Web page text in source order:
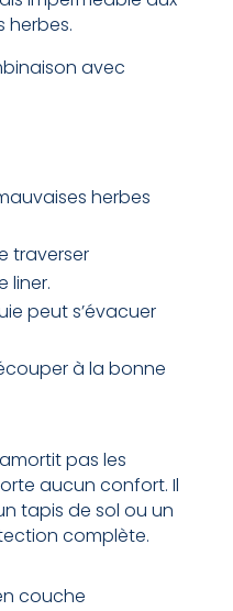
herbes.
avec
herbes
traverser
liner.
peut s’évacuer
à la bonne
pas les
aucun confort. Il
tapis de sol ou un
complète.
couche